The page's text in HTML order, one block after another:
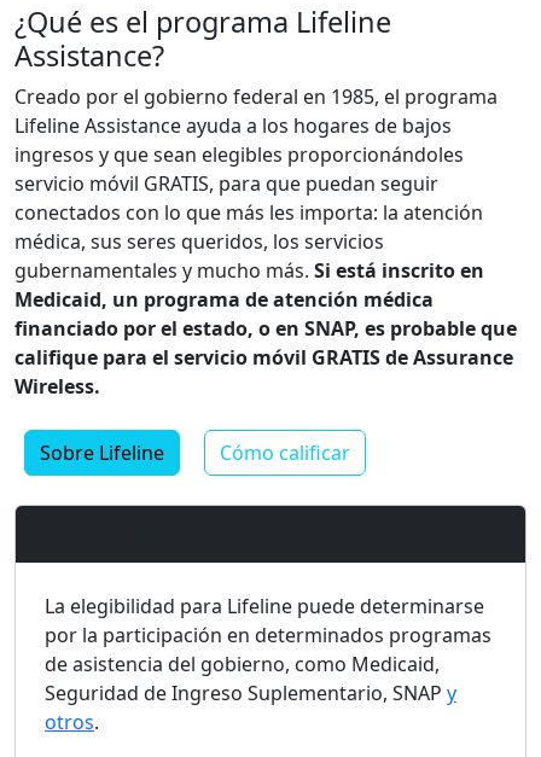
¿Qué es el programa Lifeline
Assistance?
Creado por el gobierno federal en 1985, el programa
Lifeline Assistance ayuda a los hogares de bajos
ingresos y que sean elegibles proporcionándoles
servicio móvil GRATIS, para que puedan seguir
conectados con lo que más les importa: la atención
médica, sus seres queridos, los servicios
gubernamentales y mucho más. Si está inscrito en
Medicaid, un programa de atención médica
financiado por el estado, o en SNAP, es probable que
califique para el servicio móvil GRATIS de Assurance
Wireless.
Sobre Lifeline Cómo calificar
La elegibilidad para Lifeline puede determinarse
por la participación en determinados programas
de asistencia del gobierno, como Medicaid,
Seguridad de Ingreso Suplementario, SNAP y
otros.